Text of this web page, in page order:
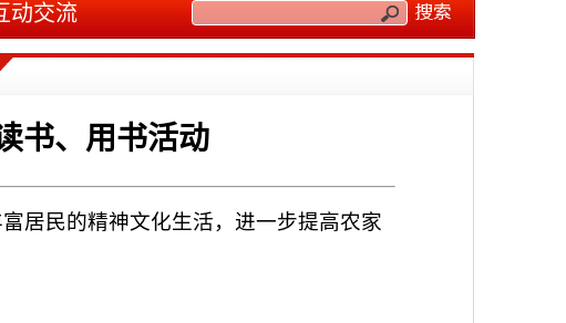
动交流
书、用书活动
居民的精神文化生活，进一步提高农家